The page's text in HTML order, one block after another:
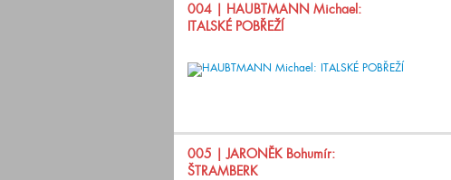
004 | HAUBTMANN Michael:
ITALSKÉ POBŘEŽÍ
005 | JARONĚK Bohumír:
ŠTRAMBERK